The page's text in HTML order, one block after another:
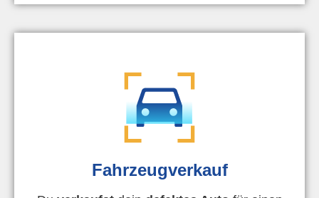
Fahrzeugverkauf